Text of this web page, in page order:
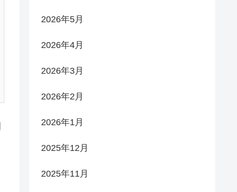
2026年5月
2026年4月
2026年3月
2026年2月
2026年1月
2025年12月
2025年11月